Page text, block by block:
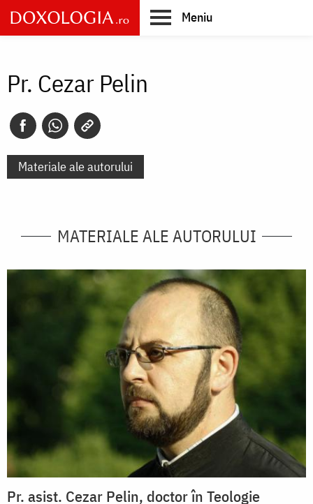
Skip
to
main
Meniu
Pr. Cezar Pelin
Materiale ale autorului
MATERIALE ALE AUTORULUI
Pr. asist. Cezar Pelin, doctor în Teologie